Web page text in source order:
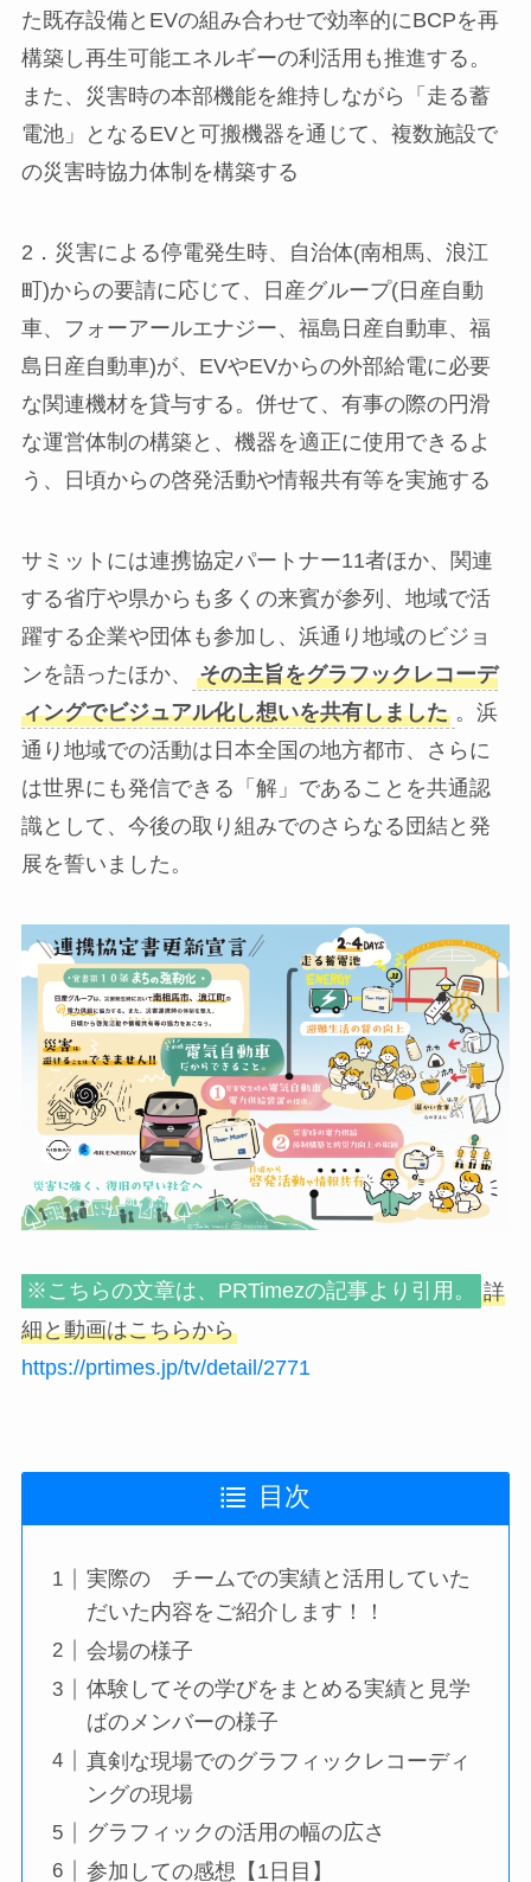
た既存設備とEVの組み合わせで効率的にBCPを再
構築し再生可能エネルギーの利活用も推進する。
また、災害時の本部機能を維持しながら「走る蓄
電池」となるEVと可搬機器を通じて、複数施設で
の災害時協力体制を構築する
2．災害による停電発生時、自治体(南相馬、浪江
町)からの要請に応じて、日産グループ(日産自動
車、フォーアールエナジー、福島日産自動車、福
島日産自動車)が、EVやEVからの外部給電に必要
な関連機材を貸与する。併せて、有事の際の円滑
な運営体制の構築と、機器を適正に使用できるよ
う、日頃からの啓発活動や情報共有等を実施する
サミットには連携協定パートナー11者ほか、関連
する省庁や県からも多くの来賓が参列、地域で活
躍する企業や団体も参加し、浜通り地域のビジョ
ンを語ったほか、
その主旨をグラフックレコーデ
ィングでビジュアル化し想いを共有しました 。浜
通り地域での活動は日本全国の地方都市、さらに
は世界にも発信できる「解」であることを共通認
識として、今後の取り組みでのさらなる団結と発
展を誓いました。
※こちらの文章は、PRTimezの記事より引用。
詳
細と動画はこちらから
https://prtimes.jp/tv/detail/2771
目次
実際の チームでの実績と活用していた
だいた内容をご紹介します！！
会場の様子
体験してその学びをまとめる実績と見学
ばのメンバーの様子
真剣な現場でのグラフィックレコーディ
ングの現場
グラフィックの活用の幅の広さ
参加しての感想【1日目】